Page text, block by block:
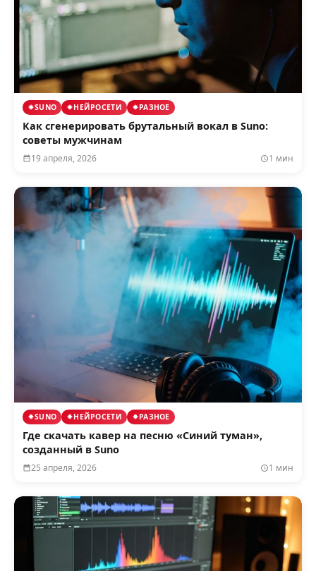
SUNO НЕЙРОСЕТИ РАЗНОЕ
Как сгенерировать брутальный вокал в Suno:
советы мужчинам
19 апреля, 2026 1 мин
SUNO НЕЙРОСЕТИ РАЗНОЕ
Где скачать кавер на песню «Синий туман»,
созданный в Suno
25 апреля, 2026 1 мин